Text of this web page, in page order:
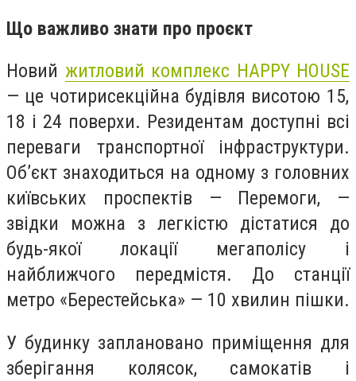
Що важливо знати про проєкт
Новий житловий комплекс HAPPY HOUSE
— це чотирисекційна будівля висотою 15,
18 і 24 поверхи. Резидентам доступні всі
переваги транспортної інфраструктури.
Об’єкт знаходиться на одному з головних
київських проспектів — Перемоги, —
звідки можна з легкістю дістатися до
будь-якої локації мегаполісу і
найближчого передмістя. До станції
метро «Берестейська» — 10 хвилин пішки.
У будинку заплановано приміщення для
зберігання колясок, самокатів і